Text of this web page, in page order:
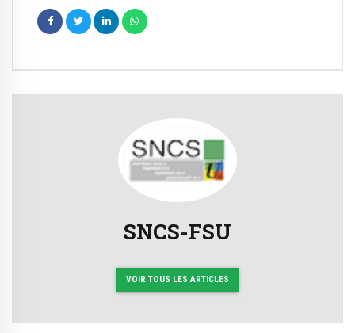
SNCS-FSU
VOIR TOUS LES ARTICLES